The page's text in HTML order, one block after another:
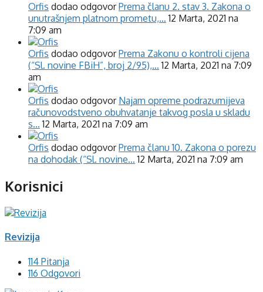
Orfis dodao odgovorPrema članu 2. stav 3. Zakona o
unutrašnjem platnom prometu,… 12 Marta, 2021 na
7:09 am
Orfis dodao odgovorPrema Zakonu o kontroli cijena
(“Sl. novine FBiH”, broj 2/95),… 12 Marta, 2021 na 7:09
am
Orfis dodao odgovor Najam opreme podrazumijeva
računovodstveno obuhvatanje takvog posla u skladu
s… 12 Marta, 2021 na 7:09 am
Orfis dodao odgovorPrema članu 10. Zakona o porezu
na dohodak (“Sl. novine… 12 Marta, 2021 na 7:09 am
Korisnici
Revizija
114 Pitanja
116 Odgovori